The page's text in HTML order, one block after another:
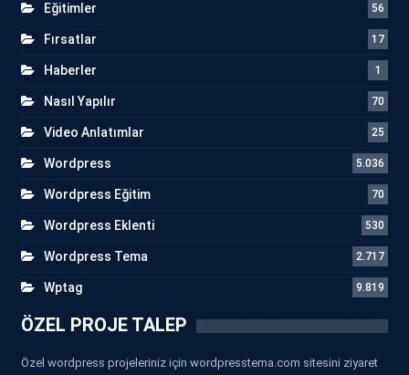
Eğitimler 56
Fırsatlar 17
Haberler 1
Nasıl Yapılır 70
Video Anlatımlar 25
Wordpress 5.036
Wordpress Eğitim 70
Wordpress Eklenti 530
Wordpress Tema 2.717
Wptag 9.819
ÖZEL PROJE TALEP
Özel wordpress projeleriniz için wordpresstema.com sitesini ziyaret